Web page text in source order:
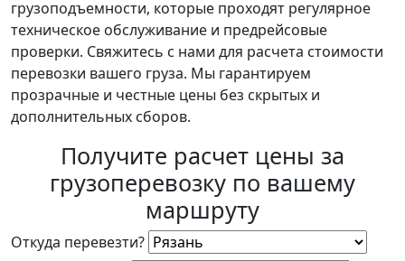
грузоподъемности, которые проходят регулярное
техническое обслуживание и предрейсовые
проверки. Свяжитесь с нами для расчета стоимости
перевозки вашего груза. Мы гарантируем
прозрачные и честные цены без скрытых и
дополнительных сборов.
Получите расчет цены за
грузоперевозку по вашему
маршруту
Откуда перевезти?